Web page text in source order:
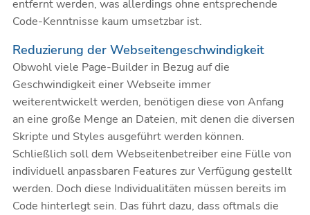
entfernt werden, was allerdings ohne entsprechende
Code-Kenntnisse kaum umsetzbar ist.
Reduzierung der Webseitengeschwindigkeit
Obwohl viele Page-Builder in Bezug auf die
Geschwindigkeit einer Webseite immer
weiterentwickelt werden, benötigen diese von Anfang
an eine große Menge an Dateien, mit denen die diversen
Skripte und Styles ausgeführt werden können.
Schließlich soll dem Webseitenbetreiber eine Fülle von
individuell anpassbaren Features zur Verfügung gestellt
werden. Doch diese Individualitäten müssen bereits im
Code hinterlegt sein. Das führt dazu, dass oftmals die